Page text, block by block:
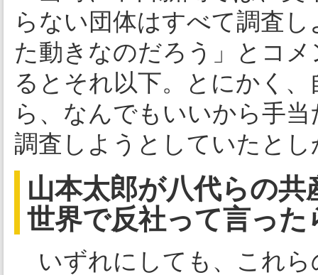
らない団体はすべて調査
た動きなのだろう」とコ
るとそれ以下。とにかく
ら、なんでもいいから手
調査しようとしていたと
山本太郎が八代らの
世界で反社って言っ
いずれにしても、これら